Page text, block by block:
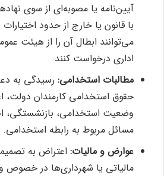
آیین‌نامه یا مصوبه‌ای از سوی
با قانون یا خارج از حدود
می‌توانند ابطال آن را از هیئت
اداری درخواست کنند.
مطالبات استخدامی: رسیدگی به
حقوق استخدامی کارمندان دولت،
وضعیت استخدامی، بازنشستگی،
مسائل مربوط به رابطه استخدامی.
عوارض و مالیات: اعتراض به
مالیاتی یا شهرداری‌ها در خصوص